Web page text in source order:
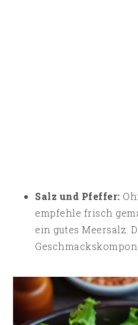
Salz und Pfeffer:
empfehle frisch
ein gutes Meersalz.